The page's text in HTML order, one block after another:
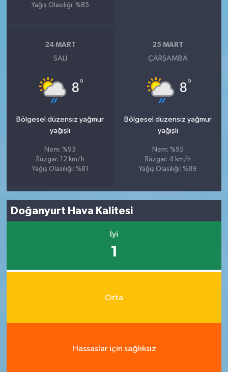
Yağış Olasılığı: %85
24 MART
SALI
8°
Bölgesel düzensiz yağmur
yağışlı
Nem: %93
Rüzgar: 12 km/h
Yağış Olasılığı: %81
25 MART
ÇARŞAMBA
8°
Bölgesel düzensiz yağmur
yağışlı
Nem: %95
Rüzgar: 4 km/h
Yağış Olasılığı: %89
Doğanyurt Hava Kalitesi
İyi
1
Orta
Hassaslar için sağlıksız